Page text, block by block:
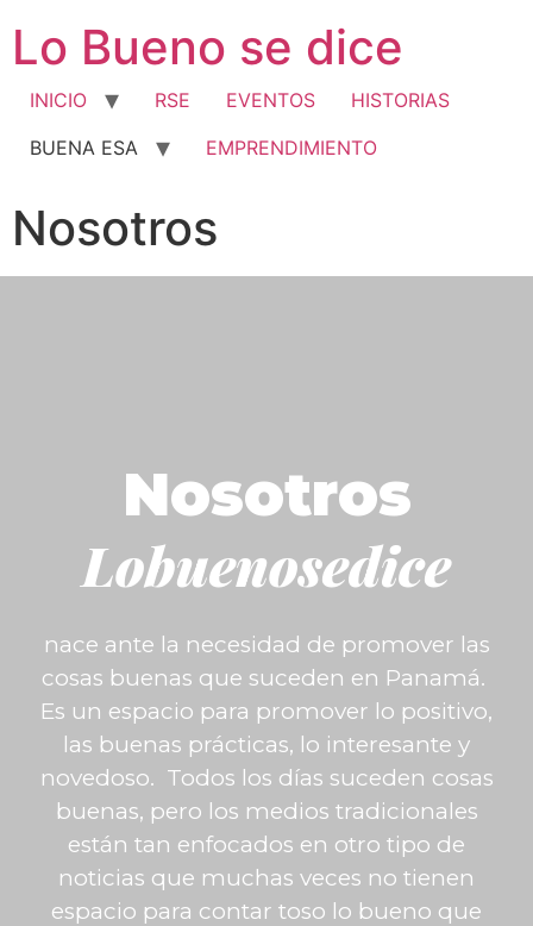
Lo Bueno se dice
INICIO RSE EVENTOS
HISTORIAS
BUENA ESA
EMPRENDIMIENTO
Nosotros
Nosotros
Lobuenosedice
nace ante la necesidad de promover las
cosas buenas que suceden en Panamá.
Es un espacio para promover lo positivo,
las buenas prácticas, lo interesante y
novedoso. Todos los días suceden cosas
buenas, pero los medios tradicionales
están tan enfocados en otro tipo de
noticias que muchas veces no tienen
espacio para contar toso lo bueno que